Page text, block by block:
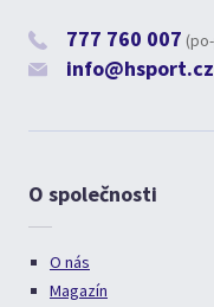
777 760 007
info@hsport.cz
O společnosti
O nás
Magazín